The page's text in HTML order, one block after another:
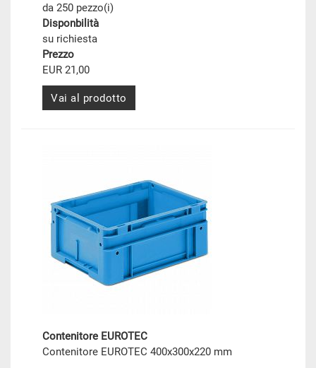
da 250 pezzo(i)
Disponbilità
su richiesta
Prezzo
EUR 21,00
Vai al prodotto
Contenitore EUROTEC
Contenitore EUROTEC 400x300x220 mm